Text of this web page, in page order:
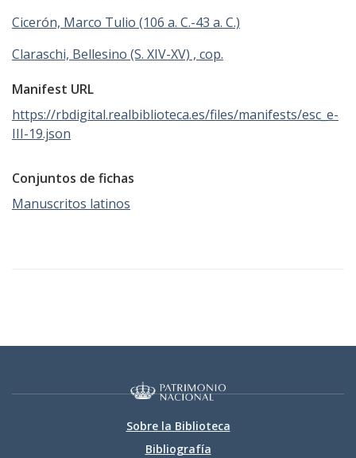
Cicerón, Marco Tulio (106 a. C.-43 a. C.)
Claraschi, Bellesino (S. XIV-XV) , cop.
Manifest URL
https://rbdigital.realbiblioteca.es/files/manifests/esc_e-
III-19.json
Conjuntos de fichas
Manuscritos latinos
Sobre la Biblioteca
Bibliografía